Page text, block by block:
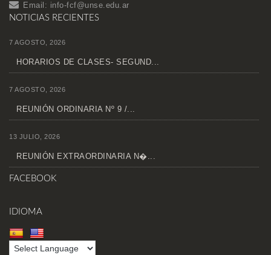
Email: info-fcf@unse.edu.ar
NOTICIAS RECIENTES
7 AGOSTO, 2026
HORARIOS DE CLASES- SEGUND...
7 AGOSTO, 2026
REUNIÓN ORDINARIA Nº 9 /...
13 JULIO, 2026
REUNIÓN EXTRAORDINARIA N�...
FACEBOOK
IDIOMA